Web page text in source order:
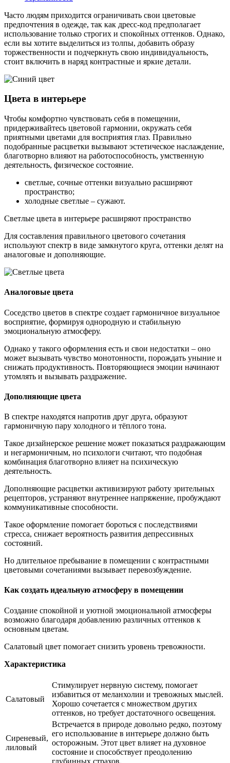
Часто людям приходится ограничивать свои цветовые
предпочтения в одежде, так как дресс-код предполагает
использование только строгих и спокойных оттенков. Однако,
если вы хотите выделиться из толпы, добавить образу
торжественности и подчеркнуть свою индивидуальность,
стоит включить в наряд контрастные и яркие детали.
Цвета в интерьере
Чтобы комфортно чувствовать себя в помещении,
придерживайтесь цветовой гармонии, окружать себя
приятными цветами для восприятия глаз. Правильно
подобранные расцветки вызывают эстетическое наслаждение,
благотворно влияют на работоспособность, умственную
деятельность, физическое состояние.
светлые, сочные оттенки визуально расширяют
пространство;
холодные светлые – сужают.
Светлые цвета в интерьере расширяют пространство
Для составления правильного цветового сочетания
используют спектр в виде замкнутого круга, оттенки делят на
аналоговые и дополняющие.
Аналоговые цвета
Соседство цветов в спектре создает гармоничное визуальное
восприятие, формируя однородную и стабильную
эмоциональную атмосферу.
Однако у такого оформления есть и свои недостатки – оно
может вызывать чувство монотонности, порождать уныние и
снижать продуктивность. Повторяющиеся эмоции начинают
утомлять и вызывать раздражение.
Дополняющие цвета
В спектре находятся напротив друг друга, образуют
гармоничную пару холодного и тёплого тона.
Такое дизайнерское решение может показаться раздражающим
и негармоничным, но психологи считают, что подобная
комбинация благотворно влияет на психическую
деятельность.
Дополняющие расцветки активизируют работу зрительных
рецепторов, устраняют внутреннее напряжение, пробуждают
коммуникативные способности.
Такое оформление помогает бороться с последствиями
стресса, снижает вероятность развития депрессивных
состояний.
Но длительное пребывание в помещении с контрастными
цветовыми сочетаниями вызывает перевозбуждение.
Как создать идеальную атмосферу в помещении
Создание спокойной и уютной эмоциональной атмосферы
возможно благодаря добавлению различных оттенков к
основным цветам.
Салатовый цвет помогает снизить уровень тревожности.
Характеристика
Салатовый
Стимулирует нервную систему, помогает
избавиться от меланхолии и тревожных мыслей.
Хорошо сочетается с множеством других
оттенков, но требует достаточного освещения.
Сиреневый,
лиловый
Встречается в природе довольно редко, поэтому
его использование в интерьере должно быть
осторожным. Этот цвет влияет на духовное
состояние и способствует преодолению
глубинных страхов.